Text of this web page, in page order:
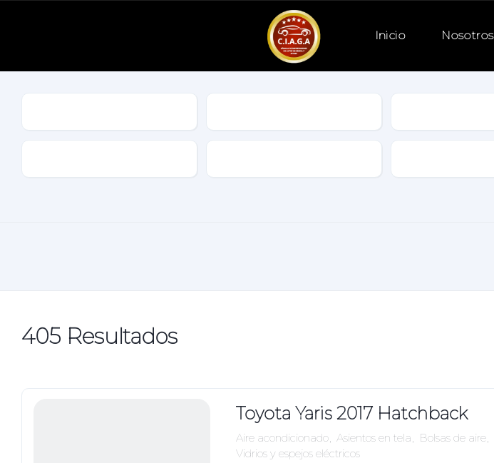
Inicio Nosotros
405 Resultados
Toyota Yaris 2017 Hatchback
Aire acondicionado, Asientos en tela, Bolsas de aire,
Vidrios y espejos eléctricos